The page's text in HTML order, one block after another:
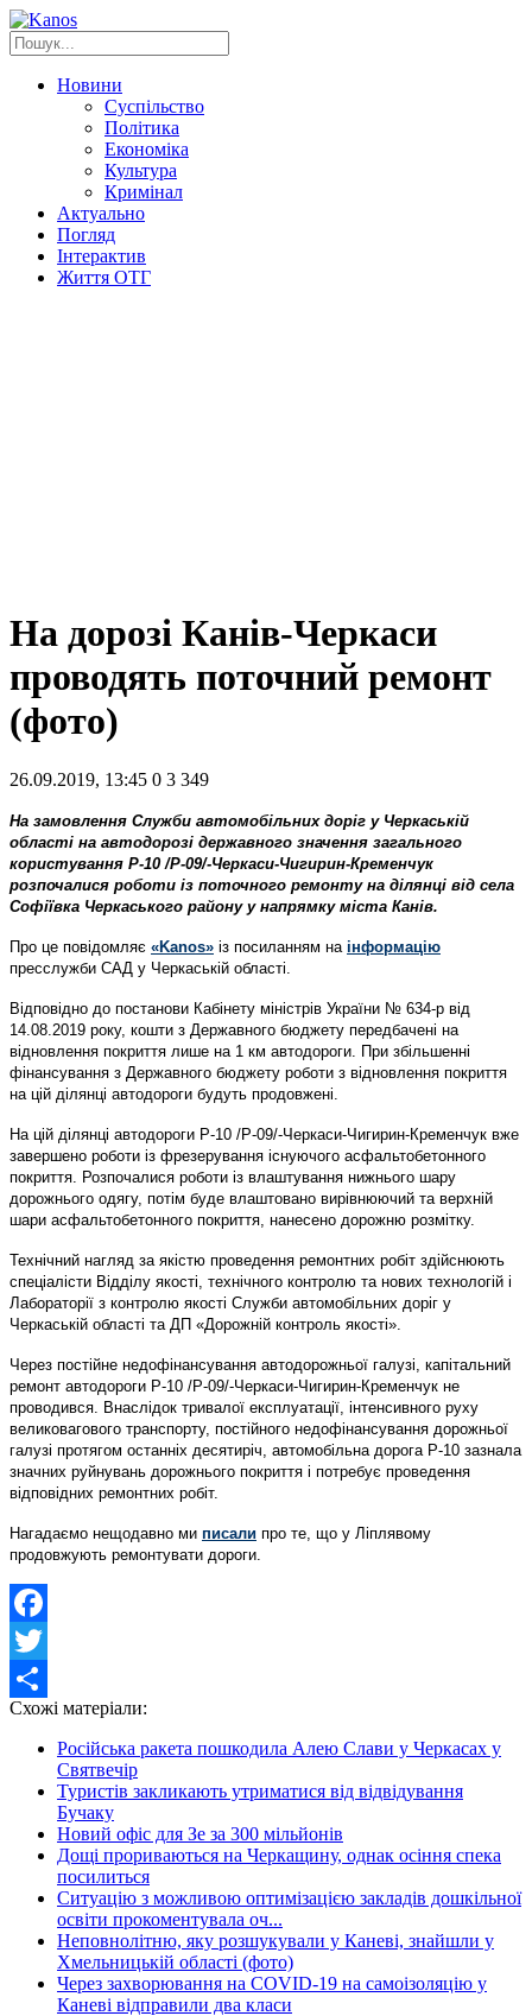
Новини
Суспільство
Політика
Економіка
Культура
Кримінал
Актуально
Погляд
Інтерактив
Життя ОТГ
На дорозі Канів-Черкаси
проводять поточний ремонт
(фото)
26.09.2019, 13:45 0 3 349
На замовлення Служби автомобільних доріг у Черкаській
області на автодорозі державного значення загального
користування Р-10 /Р-09/-Черкаси-Чигирин-Кременчук
розпочалися роботи із поточного ремонту на ділянці від села
Софіївка Черкаського району у напрямку міста Канів.
Про це повідомляє «Kanos» із посиланням на інформацію
пресслужби САД у Черкаській області.
Відповідно до постанови Кабінету міністрів України № 634-р від
14.08.2019 року, кошти з Державного бюджету передбачені на
відновлення покриття лише на 1 км автодороги. При збільшенні
фінансування з Державного бюджету роботи з відновлення покриття
на цій ділянці автодороги будуть продовжені.
На цій ділянці автодороги Р-10 /Р-09/-Черкаси-Чигирин-Кременчук вже
завершено роботи із фрезерування існуючого асфальтобетонного
покриття. Розпочалися роботи із влаштування нижнього шару
дорожнього одягу, потім буде влаштовано вирівнюючий та верхній
шари асфальтобетонного покриття, нанесено дорожню розмітку.
Технічний нагляд за якістю проведення ремонтних робіт здійснюють
спеціалісти Відділу якості, технічного контролю та нових технологій і
Лабораторії з контролю якості Служби автомобільних доріг у
Черкаській області та ДП «Дорожній контроль якості».
Через постійне недофінансування автодорожньої галузі, капітальний
ремонт автодороги Р-10 /Р-09/-Черкаси-Чигирин-Кременчук не
проводився. Внаслідок тривалої експлуатації, інтенсивного руху
великовагового транспорту, постійного недофінансування дорожньої
галузі протягом останніх десятиріч, автомобільна дорога Р-10 зазнала
значних руйнувань дорожнього покриття і потребує проведення
відповідних ремонтних робіт.
Нагадаємо нещодавно ми писали про те, що у Ліплявому
продовжують ремонтувати дороги.
Facebook
Twitter
Share
Схожі матеріали:
Російська ракета пошкодила Алею Слави у Черкасах у
Святвечір
Туристів закликають утриматися від відвідування
Бучаку
Новий офіс для Зе за 300 мільйонів
Дощі прориваються на Черкащину, однак осіння спека
посилиться
Ситуацію з можливою оптимізацією закладів дошкільної
освіти прокоментувала оч...
Неповнолітню, яку розшукували у Каневі, знайшли у
Хмельницькій області (фото)
Через захворювання на COVID-19 на самоізоляцію у
Каневі відправили два класи